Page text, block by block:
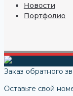
Новости
Портфолио
Заказ обратного
Оставьте свой